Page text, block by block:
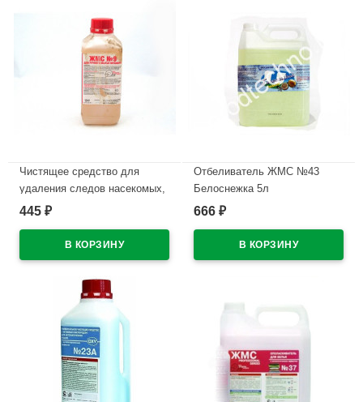
Чистящее средство для
удаления следов насекомых,
скотча, маркеров ЖМС №27
445 ₽
Отбеливатель ЖМС №43
Белоснежка 5л
В наличии
666 ₽